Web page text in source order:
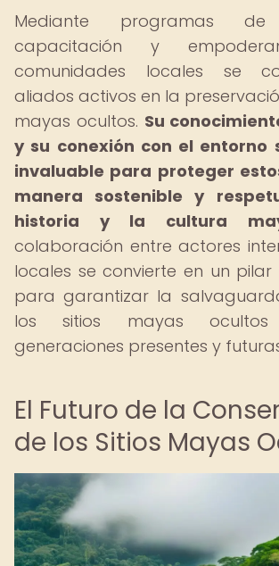
Mediante programas de
capacitación y
comunidades locales se
aliados activos en la
mayas ocultos. Su
y su conexión con el entorno
invaluable para proteger
manera sostenible y
historia y la cultura
colaboración entre actores
locales se convierte en un
para garantizar la
los sitios mayas
generaciones presentes y
El Futuro de la
de los Sitios Mayas